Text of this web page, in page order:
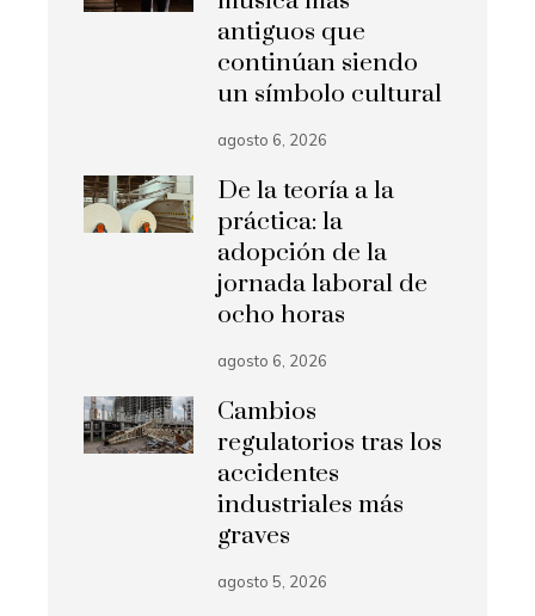
antiguos que
continúan siendo
un símbolo cultural
agosto 6, 2026
De la teoría a la
práctica: la
adopción de la
jornada laboral de
ocho horas
agosto 6, 2026
Cambios
regulatorios tras los
accidentes
industriales más
graves
agosto 5, 2026